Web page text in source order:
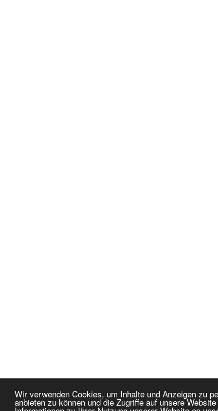
Wir verwenden Cookies, um Inhalte und Anzeigen zu
anbieten zu können und die Zugriffe auf unsere